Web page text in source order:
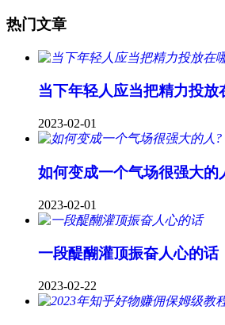
热门文章
当下年轻人应当把精力投放
2023-02-01
如何变成一个气场很强大的
2023-02-01
一段醍醐灌顶振奋人心的话
2023-02-22